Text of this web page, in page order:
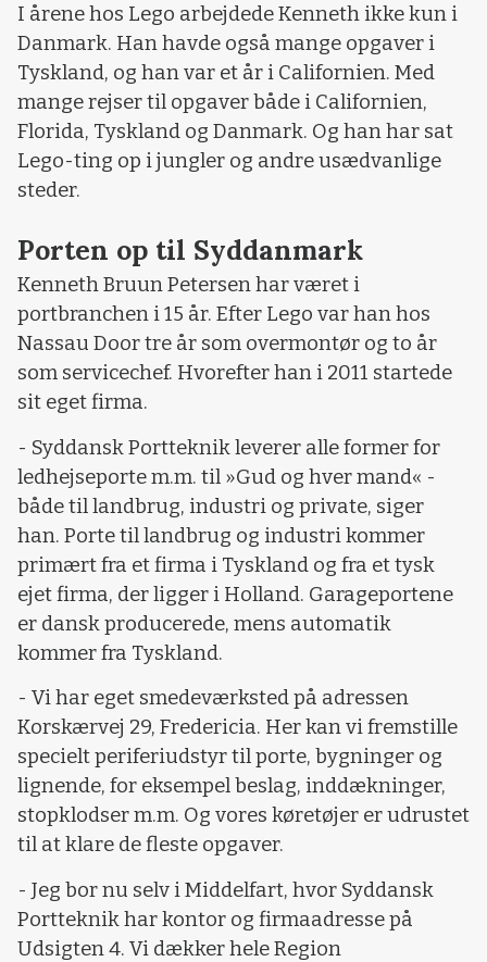
I årene hos Lego arbejdede Kenneth ikke kun i
Danmark. Han havde også mange opgaver i
Tyskland, og han var et år i Californien. Med
mange rejser til opgaver både i Californien,
Florida, Tyskland og Danmark. Og han har sat
Lego-ting op i jungler og andre usædvanlige
steder.
Porten op til Syddanmark
Kenneth Bruun Petersen har været i
portbranchen i 15 år. Efter Lego var han hos
Nassau Door tre år som overmontør og to år
som servicechef. Hvorefter han i 2011 startede
sit eget firma.
- Syddansk Portteknik leverer alle former for
ledhejseporte m.m. til »Gud og hver mand« -
både til landbrug, industri og private, siger
han. Porte til landbrug og industri kommer
primært fra et firma i Tyskland og fra et tysk
ejet firma, der ligger i Holland. Garageportene
er dansk producerede, mens automatik
kommer fra Tyskland.
- Vi har eget smedeværksted på adressen
Korskærvej 29, Fredericia. Her kan vi fremstille
specielt periferiudstyr til porte, bygninger og
lignende, for eksempel beslag, inddækninger,
stopklodser m.m. Og vores køretøjer er udrustet
til at klare de fleste opgaver.
- Jeg bor nu selv i Middelfart, hvor Syddansk
Portteknik har kontor og firmaadresse på
Udsigten 4. Vi dækker hele Region